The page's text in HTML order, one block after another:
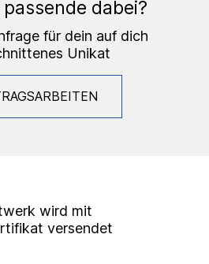
dabei?
für dein auf dich
Unikat
wird mit
versendet